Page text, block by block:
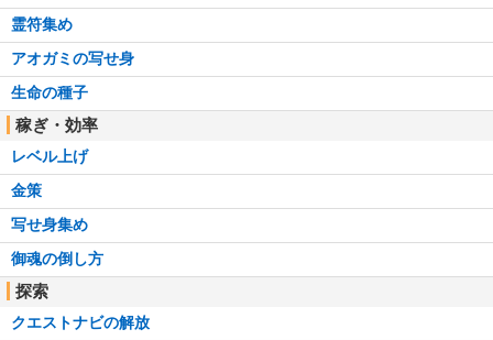
霊符集め
アオガミの写せ身
生命の種子
稼ぎ・効率
レベル上げ
金策
写せ身集め
御魂の倒し方
探索
クエストナビの解放